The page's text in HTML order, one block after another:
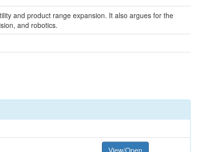
and product range expansion. It also argues for the
and robotics.
View/Open